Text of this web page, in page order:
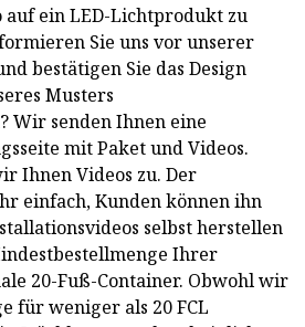
auf ein LED-Lichtprodukt zu
Sie uns vor unserer
bestätigen Sie das Design
Musters
Wir senden Ihnen eine
mit Paket und Videos.
Ihnen Videos zu. Der
einfach, Kunden können ihn
selbst herstellen
Ihrer
20-Fuß-Container. Obwohl wir
für weniger als 20 FCL